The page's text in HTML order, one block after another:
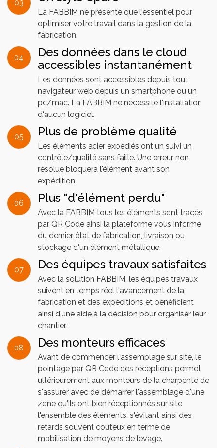
03
La FABBIM ne présente que l'essentiel pour
optimiser votre travail dans la gestion de la
fabrication.
04
Des données dans le cloud
accessibles instantanément
Les données sont accessibles depuis tout
navigateur web depuis un smartphone ou un
pc/mac. La FABBIM ne nécessite l'installation
d'aucun logiciel.
05 Plus de problème qualité
Les éléments acier expédiés ont un suivi un
contrôle/qualité sans faille. Une erreur non
résolue bloquera l'élément avant son
expédition.
06 Plus "d'élément perdu"
Avec la FABBIM tous les éléments sont tracés
par QR Code ainsi la plateforme vous informe
du dernier état de fabrication, livraison ou
stockage d'un élément métallique.
07 Des équipes travaux satisfaites
Avec la solution FABBIM, les équipes travaux
suivent en temps réel l'avancement de la
fabrication et des expéditions et bénéficient
ainsi d'une aide à la décision pour organiser leur
chantier.
08 Des monteurs efficaces
Avant de commencer l'assemblage sur site, le
pointage par QR Code des réceptions permet
ultérieurement aux monteurs de la charpente de
s'assurer avec de démarrer l'assemblage d'une
zone qu'ils ont bien réceptionnés sur site
l'ensemble des éléments, s'évitant ainsi des
retards souvent couteux en terme de
mobilisation de moyens de levage.